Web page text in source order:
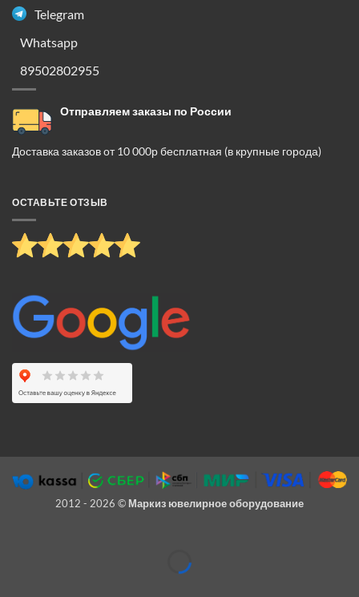
Telegram
Whatsapp
89502802955
Отправляем заказы по России
Доставка заказов от 10 000р бесплатная (в крупные города)
ОСТАВЬТЕ ОТЗЫВ
2012 - 2026 © Маркиз ювелирное оборудование